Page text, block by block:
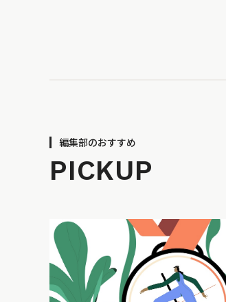
編集部のおすすめ
PICKUP